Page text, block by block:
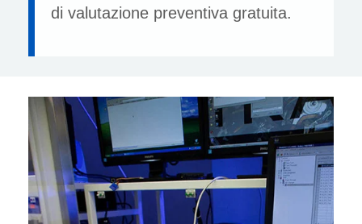
di valutazione preventiva gratuita.